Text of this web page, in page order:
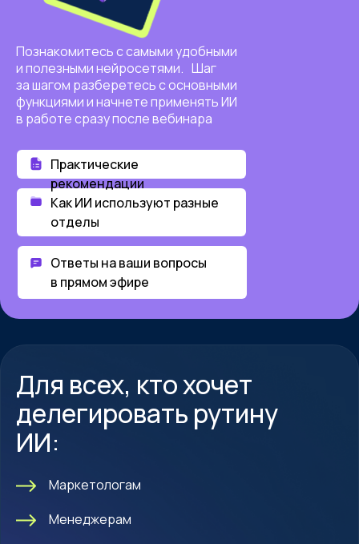
Познакомитесь с самыми удобными
и полезными нейросетями. Шаг
за шагом разберетесь с основными
функциями и начнете применять ИИ
в работе сразу после вебинара
Ответы на ваши вопросы
в прямом эфире
Как ИИ используют разные
отделы
Практические
рекомендации
Маркетологам
Для всех, кто хочет
делегировать рутину
ИИ:
Менеджерам